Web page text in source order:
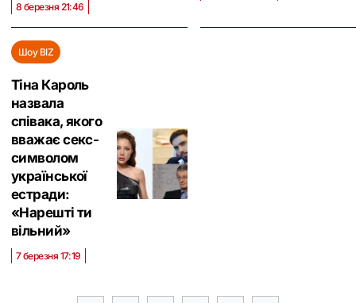
8 березня 21:46
Шоу BIZ
Тіна Кароль
назвала
співака, якого
вважає секс-
символом
української
естради:
«Нарешті ти
вільний‎»
7 березня 17:19